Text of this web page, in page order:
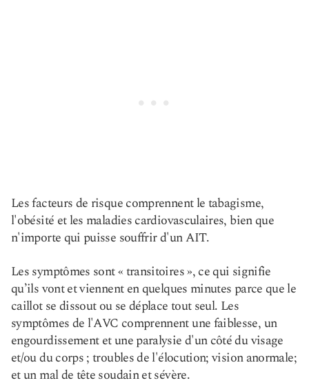
Les facteurs de risque comprennent le tabagisme,
l'obésité et les maladies cardiovasculaires, bien que
n'importe qui puisse souffrir d'un AIT.
Les symptômes sont « transitoires », ce qui signifie
qu’ils vont et viennent en quelques minutes parce que le
caillot se dissout ou se déplace tout seul. Les
symptômes de l'AVC comprennent une faiblesse, un
engourdissement et une paralysie d'un côté du visage
et/ou du corps ; troubles de l'élocution; vision anormale;
et un mal de tête soudain et sévère.